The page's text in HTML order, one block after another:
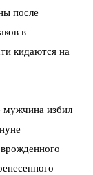
после
в
кидаются на
мужчина избил